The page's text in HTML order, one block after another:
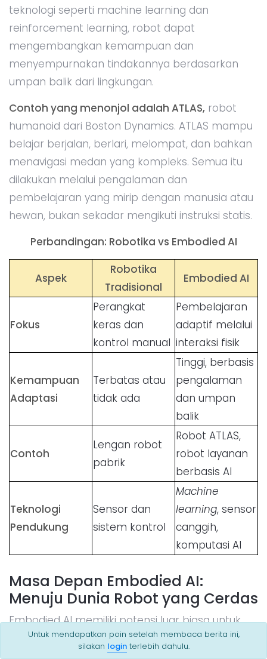
teknologi seperti machine learning dan
reinforcement learning, robot dapat
mengembangkan kemampuan dan
menyempurnakan tindakannya berdasarkan
umpan balik dari lingkungan.
Contoh yang menonjol adalah ATLAS, robot
humanoid dari Boston Dynamics. ATLAS mampu
belajar berjalan, berlari, melompat, dan bahkan
menavigasi medan yang kompleks. Semua itu
dilakukan melalui pengalaman dan
pembelajaran yang mirip dengan manusia atau
hewan, bukan sekadar mengikuti instruksi statis.
Perbandingan: Robotika vs Embodied AI
Aspek
Robotika
Tradisional
Embodied AI
Fokus
Perangkat
keras dan
kontrol manual
Pembelajaran
adaptif melalui
interaksi fisik
Kemampuan
Adaptasi
Terbatas atau
tidak ada
Tinggi, berbasis
pengalaman
dan umpan
balik
Contoh
Lengan robot
pabrik
Robot ATLAS,
robot layanan
berbasis AI
Teknologi
Pendukung
Sensor dan
sistem kontrol
Machine
learning, sensor
canggih,
komputasi AI
Masa Depan Embodied AI:
Menuju Dunia Robot yang Cerdas
Embodied AI memiliki potensi luar biasa untuk
diterapkan di berbagai sektor, mulai dari industri,
kesehatan, rumah tangga, militer, hingga
Untuk mendapatkan poin setelah membaca berita ini,
silakan loginterlebih dahulu.